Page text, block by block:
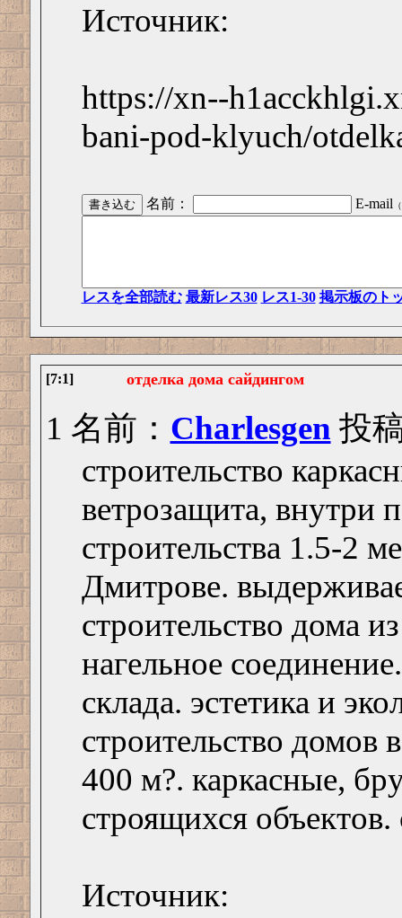
Источник:
https://xn--
bani-pod-klyuch/
名前： E-mail
レスを全部読む 最新レス30 レス1-30 掲示板のト
[7:1] отделка дома сайдингом
1 名前： Charlesgen 投
строительство
ветрозащита, внутри
строительства 1.5-2
Дмитрове.
строительство дома
нагельное
склада. эстетика и
строительство домов
400 м?. каркасные,
строящихся
Источник: